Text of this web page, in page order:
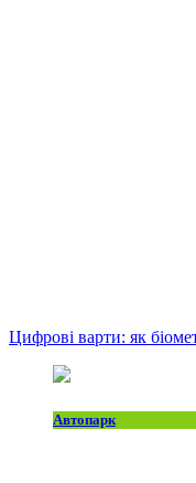
Цифрові варти: як
Автопарк